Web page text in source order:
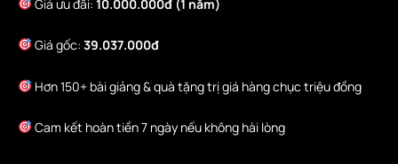
Giá ưu đãi: 10.000.000đ (1 năm)
Giá gốc: 39.037.000đ
Hơn 150+ bài giảng & quà tặng trị giá hàng chục triệu đồng
Cam kết hoàn tiền 7 ngày nếu không hài lòng